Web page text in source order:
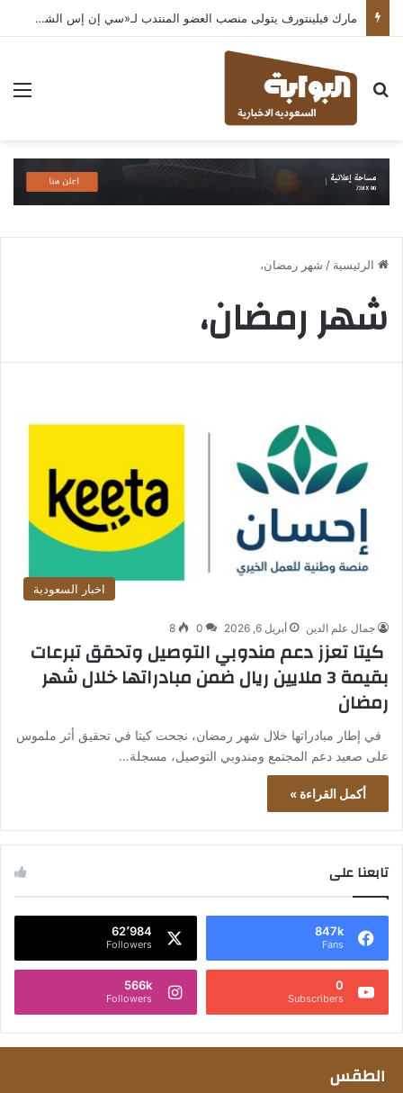
مارك فيلينتورف يتولى منصب العضو المنتدب لـ«سي إن إس الشرق الأوسط» ويشرف على شركات قطاع التكنولوجيا ضمن مجموعة غباش
بحث عن
الرئيسية / شهر رمضان،
شهر رمضان،
اخبار السعودية
جمال علم الدين أبريل 6, 2026 0
8
كيتا تعزز دعم مندوبي التوصيل وتحقق تبرعات
بقيمة 3 ملايين ريال ضمن مبادراتها خلال شهر
رمضان
في إطار مبادراتها خلال شهر رمضان، نجحت كيتا في تحقيق أثر ملموس
على صعيد دعم المجتمع ومندوبي التوصيل، مسجلة…
أكمل القراءة »
تابعنا على
847k
Fans
62٬984
Followers
0
Subscribers
566k
Followers
الطقس